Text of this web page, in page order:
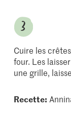
Cuire les
four. Les
une grille,
Recette: